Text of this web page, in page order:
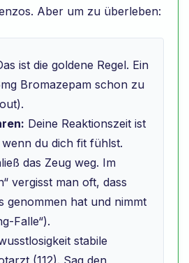
Aber um zu überleben:
ist die goldene Regel. Ein
Bromazepam schon zu
Deine Reaktionszeit ist
du dich fit fühlst.
das Zeug weg. Im
vergisst man oft, dass
genommen hat und nimmt
Falle“).
stabile